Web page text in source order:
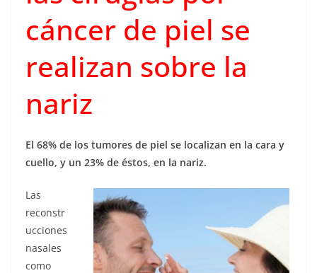
cáncer de piel se
realizan sobre la
nariz
El 68% de los tumores de piel se localizan en la cara y
cuello, y un 23% de éstos, en la nariz.
Las
reconstr
ucciones
nasales
como